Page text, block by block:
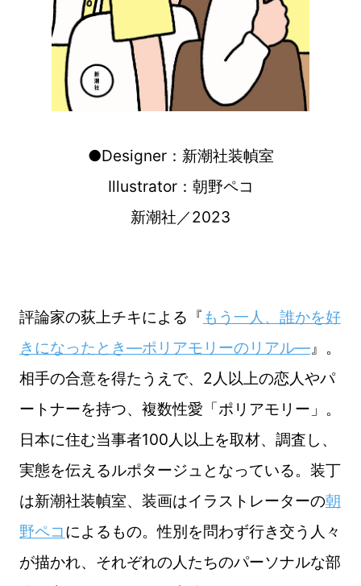
●Designer：新潮社装幀室
Illustrator：朝野ペコ
新潮社／2023
評論家の荻上チキによる『 もう一人、誰かを好
きになったとき―ポリアモリーのリアル―』。
相手の合意を得たうえで、2人以上の恋人やパ
ートナーを持つ、複数性愛「ポリアモリー」。
日本に住む当事者100人以上を取材、調査し、
実態を伝えるルポタージュとなっている。装丁
は新潮社装幀室、装画はイラストレーターの朝
野ペコによるもの。性別を問わず行き交う人々
が描かれ、それぞれの人たちのパーソナルな部